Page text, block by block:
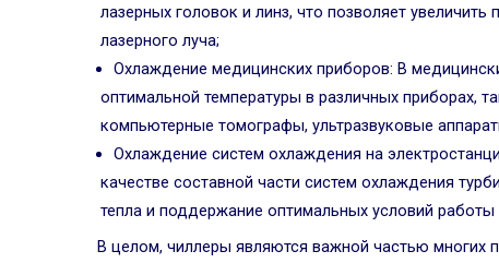
лазерных головок и линз, что позволяет
лазерного луча;
Охлаждение медицинских приборов: В
оптимальной температуры в различных приборах,
компьютерные томографы, ультразвуковые
Охлаждение систем охлаждения на
качестве составной части систем охлаждения
тепла и поддержание оптимальных условий
В целом, чиллеры являются важной частью многих